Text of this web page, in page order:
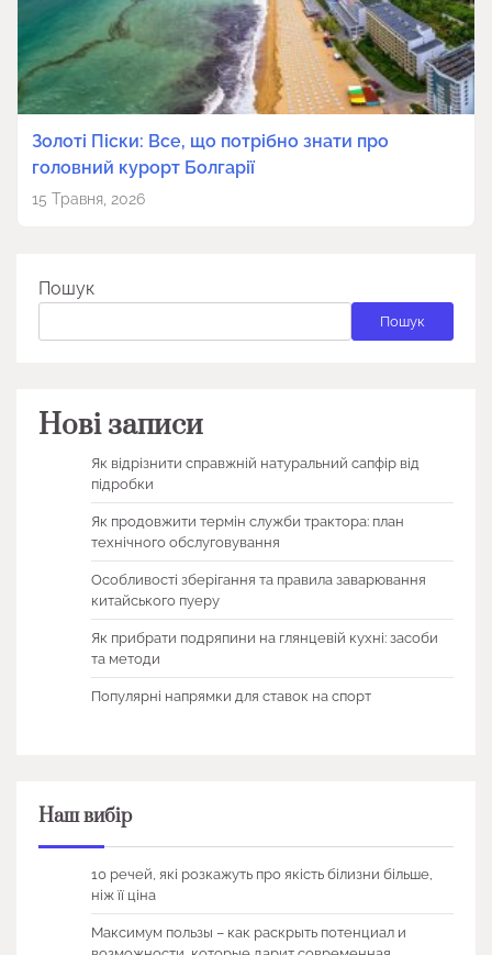
Золоті Піски: Все, що потрібно знати про
головний курорт Болгарії
15 Травня, 2026
Пошук
Пошук
Нові записи
Як відрізнити справжній натуральний сапфір від
підробки
Як продовжити термін служби трактора: план
технічного обслуговування
Особливості зберігання та правила заварювання
китайського пуеру
Як прибрати подряпини на глянцевій кухні: засоби
та методи
Популярні напрямки для ставок на спорт
Наш вибір
10 речей, які розкажуть про якість білизни більше,
ніж її ціна
Максимум пользы – как раскрыть потенциал и